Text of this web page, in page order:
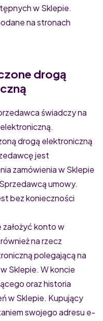
w Sklepie.
na stronach
drogą
świadczy na
drogą elektroniczną
jest
zamówienia w Sklepie
umowy.
bez konieczności
założyć konto w
na rzecz
polegającą na
Sklepie. W koncie
oraz historia
w Sklepie. Kupujący
swojego adresu e-